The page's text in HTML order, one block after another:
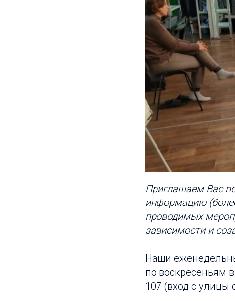
Приглашаем Вас
информацию
проводимых
зависимости и
Наши
по воскресеньям
107 (вход с улицы